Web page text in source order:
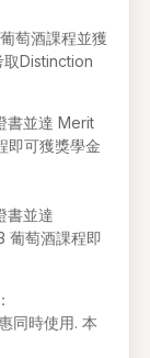
萄酒課程並獲
取Distinction
書並達 Merit
即可獲獎學金
書並達
葡萄酒課程即
同時使用. 本